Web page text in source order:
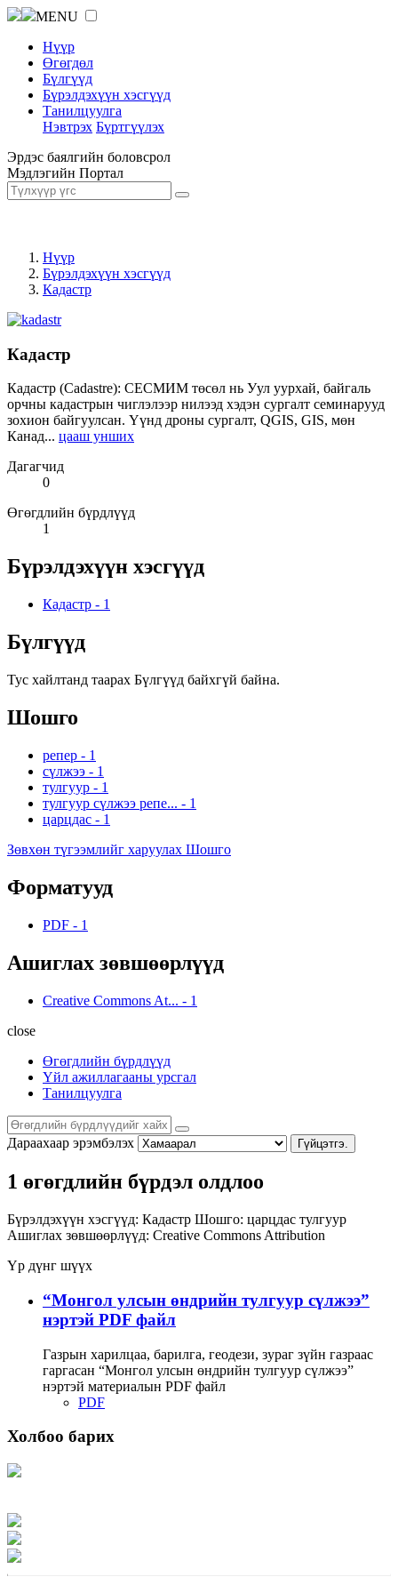
MENU
Нүүр
Өгөгдөл
Бүлгүүд
Бүрэлдэхүүн хэсгүүд
Танилцуулга
Нэвтрэх Бүртгүүлэх
Эрдэс баялгийн боловсрол
Мэдлэгийн Портал
Нүүр
Бүрэлдэхүүн хэсгүүд
Кадастр
Кадастр
Кадастр (Cadastre): СЕСМИМ төсөл нь Уул уурхай, байгаль
орчны кадастрын чиглэлээр нилээд хэдэн сургалт семинарууд
зохион байгуулсан. Үүнд дроны сургалт, QGIS, GIS, мөн
Канад... цааш унших
Дагагчид
0
Өгөгдлийн бүрдлүүд
1
Бүрэлдэхүүн хэсгүүд
Кадастр - 1
Бүлгүүд
Тус хайлтанд таарах Бүлгүүд байхгүй байна.
Шошго
репер - 1
сүлжээ - 1
тулгуур - 1
тулгуур сүлжээ репе... - 1
царцдас - 1
Зөвхөн түгээмлийг харуулах Шошго
Форматууд
PDF - 1
Ашиглах зөвшөөрлүүд
Creative Commons At... - 1
close
Өгөгдлийн бүрдлүүд
Үйл ажиллагааны урсгал
Танилцуулга
Дараахаар эрэмбэлэх Гүйцэтгэ.
1 өгөгдлийн бүрдэл олдлоо
Бүрэлдэхүүн хэсгүүд: Кадастр Шошго: царцдас тулгуур
Ашиглах зөвшөөрлүүд: Creative Commons Attribution
Үр дүнг шүүх
“Монгол улсын өндрийн тулгуур сүлжээ”
нэртэй PDF файл
Газрын харилцаа, барилга, геодези, зураг зүйн газраас
гаргасан “Монгол улсын өндрийн тулгуур сүлжээ”
нэртэй материалын PDF файл
PDF
Холбоо барих